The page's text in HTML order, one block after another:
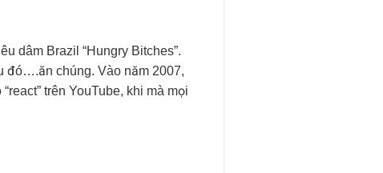
dâm Brazil “Hungry Bitches”.
đó….ăn chúng. Vào năm 2007,
trên YouTube, khi mà mọi